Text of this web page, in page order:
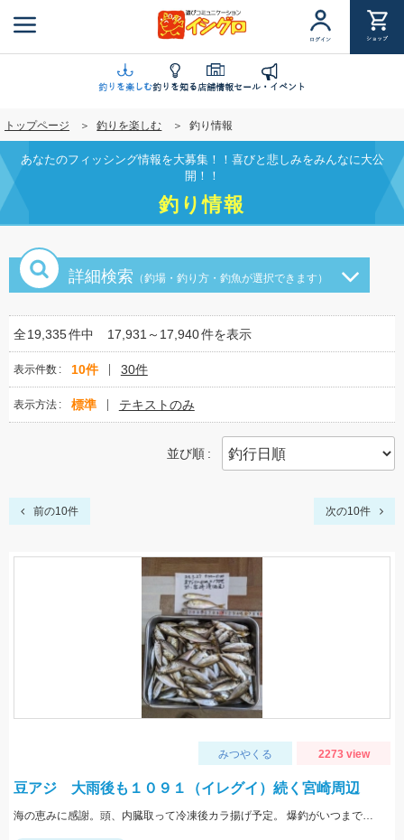
ン
に
移
動
ログイン ショップ
釣りを楽しむ釣りを知る店舗情報セール・イベント
トップページ 釣りを楽しむ 釣り情報
あなたのフィッシング情報を大募集！！喜びと悲しみをみんなに大公
開！！
釣り情報
詳細検索 （釣場・釣り方・釣魚が選択できます）
全19,335件中 17,931～17,940件を表示
表示件数 10件 30件
表示方法 標準 テキストのみ
並び順
前の10件 次の10件
みつやくる 2273 view
豆アジ 大雨後も１０９１（イレグイ）続く宮崎周辺
海の恵みに感謝。頭、内臓取って冷凍後カラ揚げ予定。 爆釣がいつまで続くか見守りたい。